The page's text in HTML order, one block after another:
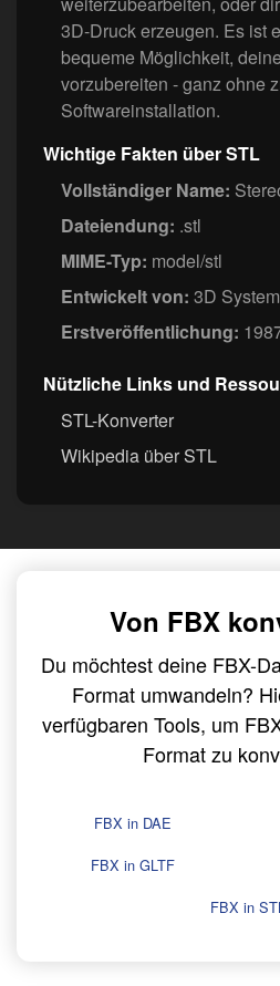
3D-Druck erzeugen. Es ist
bequeme Möglichkeit,
vorzubereiten - ganz ohne
Softwareinstallation.
Wichtige Fakten über STL
Vollständiger Name:
Dateiendung: .stl
MIME-Typ: model/stl
Entwickelt von: 3D
Erstveröffentlichung:
Nützliche Links und
STL-Konverter
Wikipedia über STL
Von FBX
Du möchtest deine FBX-
Format umwandeln?
verfügbaren Tools, um
Format zu
FBX in DAE
FBX in GLTF
FBX in